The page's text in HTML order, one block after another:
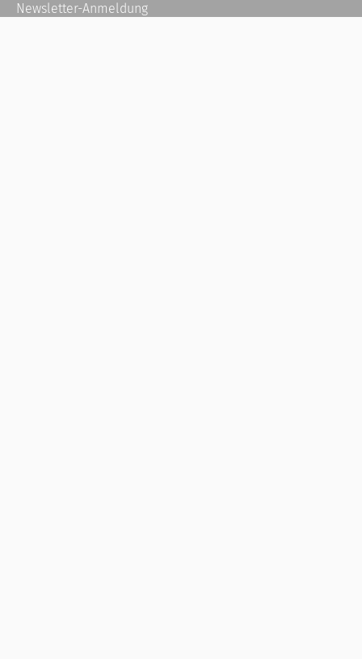
Newsletter-Anmeldung